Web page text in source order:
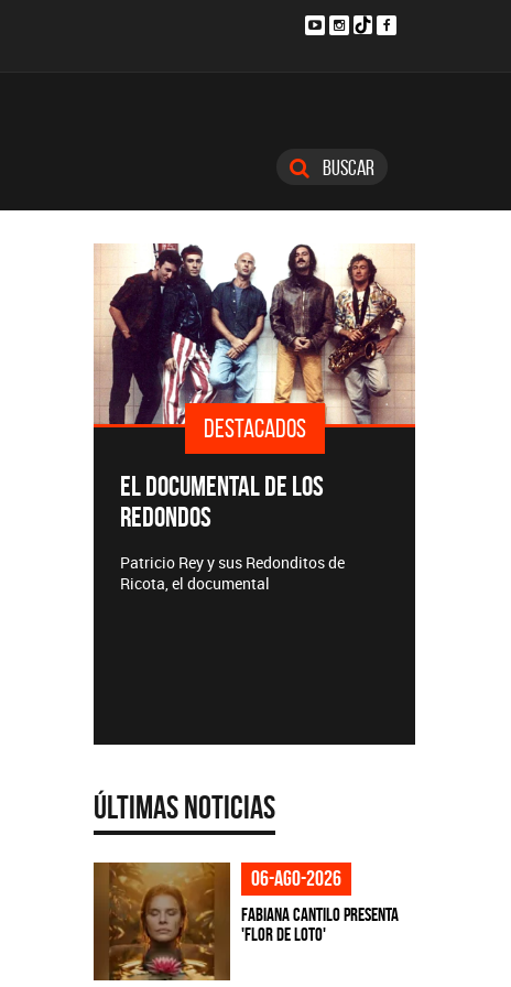
Buscar
DESTACADOS
SINGLES Y DISCOS DESTACADOS
Lanzamientos CMTV
Últimas Noticias
06-ago-2026
Fabiana Cantilo presenta
'Flor de Loto'